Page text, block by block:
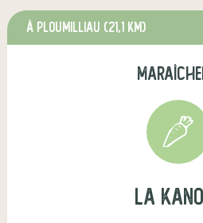
à Ploumilliau (21,1 km)
La